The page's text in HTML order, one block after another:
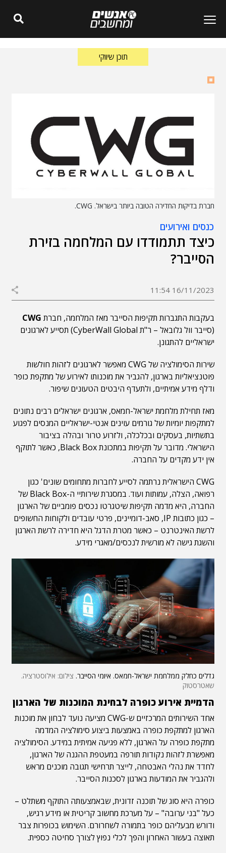
תוכן שיווקי
חברת בדיקות החדירה הטובה ביותר בישראל. CWG.
כנסים ואירועים
כיצד תתמודדו עם המלחמה בזירת
הסייבר?
16/11/2023 11:54
בעקבות התגברות תקיפות הסייבר מאז המלחמה, חברת CWG
(סייבר וול גלובאל – ר"ת CyberWall Global) תסייע לארגונים
ישראליים להתגונן.
שירות הסימולציה של CWG מאפשר לארגונים לזהות חולשות
פוטנציאליות בארגון, להגביר את מוכנותו לאירוע של מתקפת כופר
ודלף מידע אמיתיים, ולתעדף היבטים הטעונים שיפור.
מאז תחילת מלחמת ישראל-חמאס, ארגונים ישראלים רבים נתונים
למתקפות יומיות של גורמים עוינים אנטי-ישראליים המנסים לפגוע
בתשתיות, בעסקים ובכלכלה, ולזרוע טרור ובהלה בציבור
הישראלי. מדובר על תקיפות במתכונת Black Box, כאשר לתוקף
אין ידע מקדים על החברה.
CWG הישראלית נרתמה לסייע לחברות מתחומים שונים' כגון
רפואה, הצלה, עמותות ועוד. במסגרת שירותיי ה-Black Box של
החברה, היא מדמה תקיפות שיטגרטו נכסים פומביים של הארגון
– כגון כתובות IP, סאב-דומיינים, פרטי עובדים ולקוחות החשופים
לרשת האינטרנט – כאשר מטרת הדגל היא חדירה לרשת הארגון
והשגת גישה לא מורשית לנכסים/מאגרי מידע.
גדלים כחלק ממלחמת ישראל-חמאס. איומי הסייבר. צילום: אילוסטרציה.
שאטרסטוק
הדמיית אירוע כופרה לבחינת המוכנות של הארגון
אחד השירותים המרכזיים ש-CWG מציעה נועד לבחון את מוכנות
הארגון למתקפת כופרה באמצעות ביצוע סימולציה המדמה
מתקפת כופרה על הארגון, ללא פגיעה אמיתית במידע. הסימולציה
מאפשרת לזהות נקודות תורפה במעטפת ההגנה של הארגון,
לחדד את נהלי האבטחה, לייצר תרחישי תגובה מוכנים מראש
ולהגביר את המודעות בארגון לסכנות הסייבר.
כופרה היא סוג של תוכנה זדונית, שבאמצעותה התוקף משתלט –
כעל "בני ערובה" – על מערכת מחשוב קריטית או מידע רגיש,
ודורש מבעליהם כופר בתמורה לשחרורם. השימוש בכופרות צבר
תאוצה בעשור האחרון והפך לכלי נפוץ לצורך סחיטה כספית.